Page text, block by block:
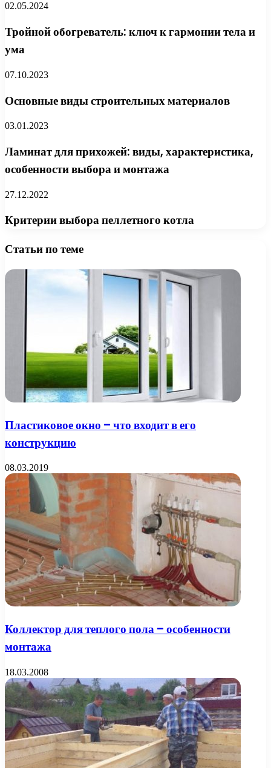
02.05.2024
Тройной обогреватель: ключ к гармонии тела и
ума
07.10.2023
Основные виды строительных материалов
03.01.2023
Ламинат для прихожей: виды, характеристика,
особенности выбора и монтажа
27.12.2022
Критерии выбора пеллетного котла
Статьи по теме
Пластиковое окно – что входит в его
конструкцию
08.03.2019
Коллектор для теплого пола – особенности
монтажа
18.03.2008